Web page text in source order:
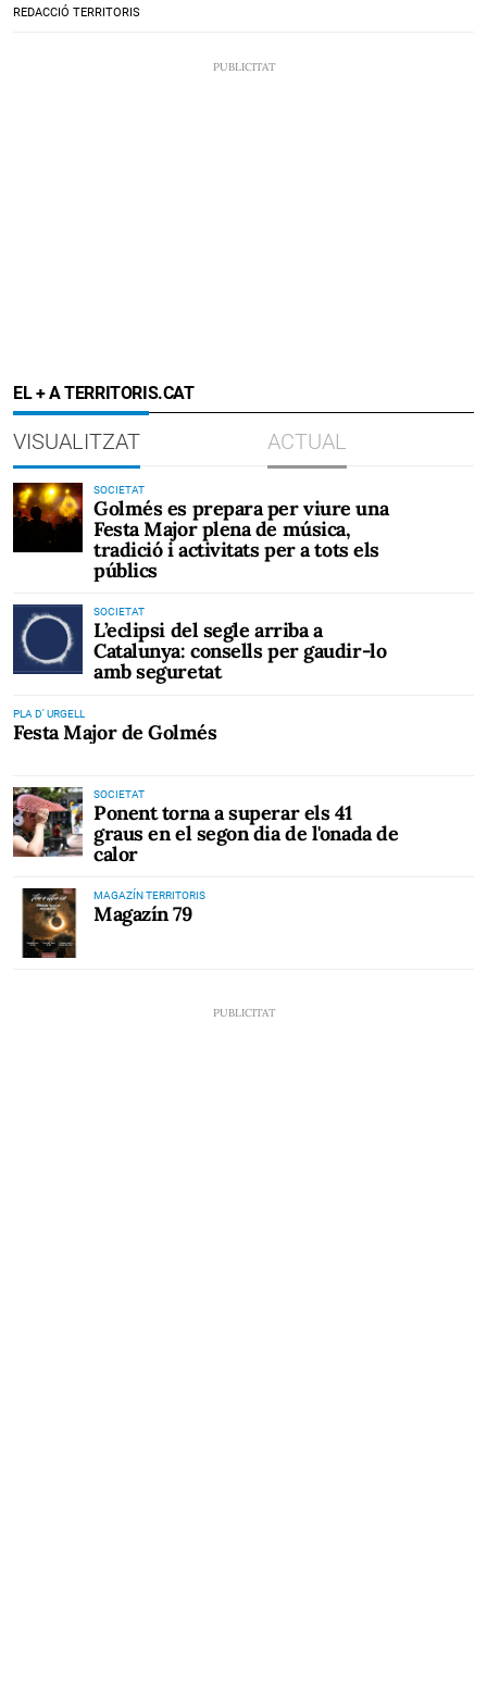
REDACCIÓ TERRITORIS
EL + A TERRITORIS.CAT
VISUALITZAT ACTUAL
SOCIETAT
Golmés es prepara per viure una
Festa Major plena de música,
tradició i activitats per a tots els
públics
SOCIETAT
L’eclipsi del segle arriba a
Catalunya: consells per gaudir-lo
amb seguretat
PLA D' URGELL
Festa Major de Golmés
SOCIETAT
Ponent torna a superar els 41
graus en el segon dia de l'onada de
calor
MAGAZÍN TERRITORIS
Magazín 79